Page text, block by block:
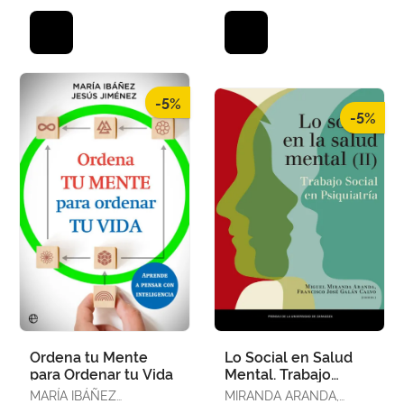
-5%
Ordena tu Mente
para Ordenar tu Vida
MARÍA IBÁÑEZ
-5%
Lo Social en Salud
Mental. Trabajo
Social en Psiquiatría.
MIRANDA ARANDA,